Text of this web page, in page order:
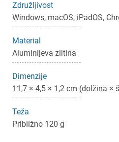
Združljivost
Windows, macOS, iPadOS,
Material
Aluminijeva zlitina
Dimenzije
11,7 × 4,5 × 1,2 cm (dolžina ×
Teža
Približno 120 g